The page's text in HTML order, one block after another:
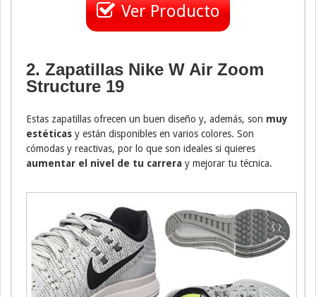
Ver Producto
2. Zapatillas Nike W Air Zoom
Structure 19
Estas zapatillas ofrecen un buen diseño y, además, son muy
estéticas y están disponibles en varios colores. Son
cómodas y reactivas, por lo que son ideales si quieres
aumentar el nivel de tu carrera y mejorar tu técnica.